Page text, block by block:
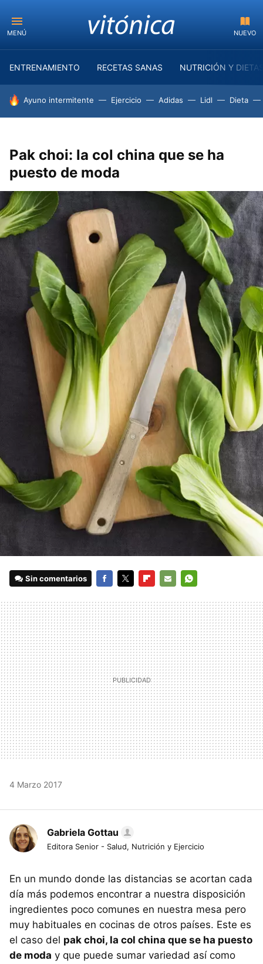
MENÚ NUEVO
ENTRENAMIENTO RECETAS SANAS NUTRICIÓN Y
HOY SE HABLA DE
Ayuno intermitente Ejercicio Adidas Lidl Dieta
Pak choi: la col china que se ha
puesto de moda
Sin comentarios
MAIL
4 Marzo 2017
Gabriela Gottau
Editora Senior - Salud, Nutrición y Ejercicio
En un mundo donde las distancias se acortan cada
día más podemos encontrar a nuestra disposición
ingredientes poco comunes en nuestra mesa pero
muy habituales en cocinas de otros países. Este es
el caso del pak choi, la col china que se ha puesto
de moda y que puede sumar variedad así como